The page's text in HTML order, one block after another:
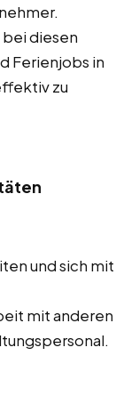
diesen
Ferienjobs in
zu
und sich mit
mit anderen